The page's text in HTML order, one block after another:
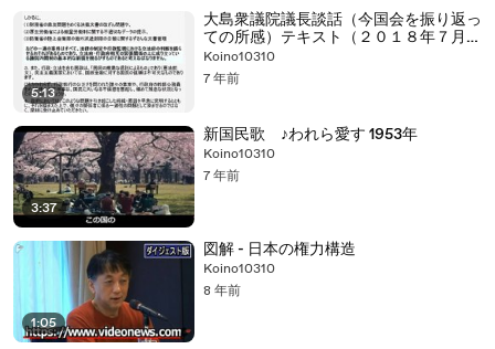
5:13
大島衆議院議長談話（今国会を振り返っ
ての所感）テキスト（２０１８年７月３
１日）
Koino10310
7 年前
3:37
新国民歌 ♪われら愛す 1953年
Koino10310
7 年前
1:05
図解 - 日本の権力構造
Koino10310
8 年前